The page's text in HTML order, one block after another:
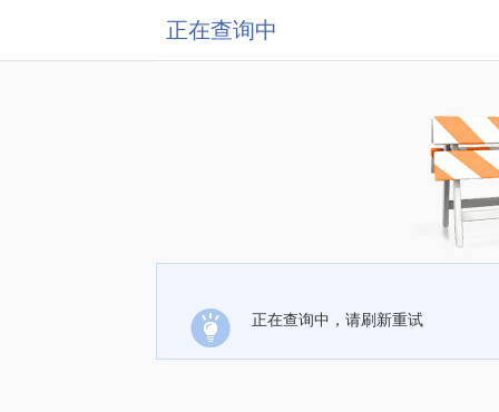
正在查询中
正在查询中，请刷新重试